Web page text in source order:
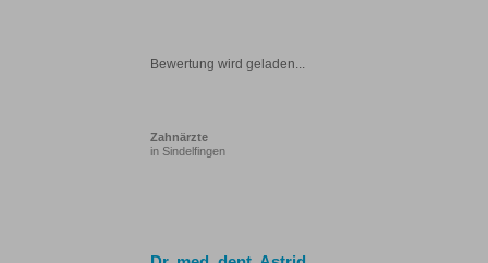
Bewertung wird geladen...
Zahnärzte
in Sindelfingen